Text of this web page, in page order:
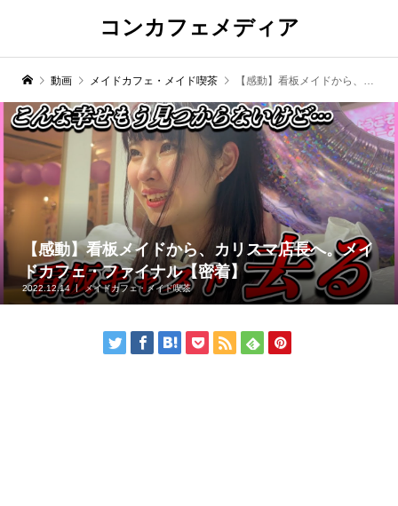
コンカフェメディア
動画 メイドカフェ・メイド喫茶 【感動】看板メイドから、カリスマ店長へ。メイドカフェ・ファイナル【密着】
【感動】看板メイドから、カリスマ店長へ。メイ
ドカフェ・ファイナル【密着】
2022.12.14 メイドカフェ・メイド喫茶